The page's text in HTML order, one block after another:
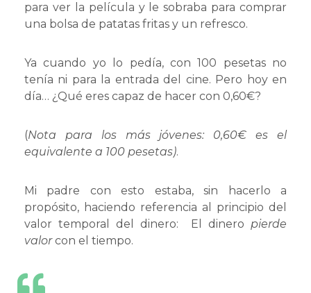
para ver la película y le sobraba para comprar
una bolsa de patatas fritas y un refresco.
Ya cuando yo lo pedía, con 100 pesetas no
tenía ni para la entrada del cine. Pero hoy en
día… ¿Qué eres capaz de hacer con 0,60€?
(Nota para los más jóvenes: 0,60€ es el
equivalente a 100 pesetas).
Mi padre con esto estaba, sin hacerlo a
propósito, haciendo referencia al principio del
valor temporal del dinero: El dinero pierde
valorcon el tiempo.